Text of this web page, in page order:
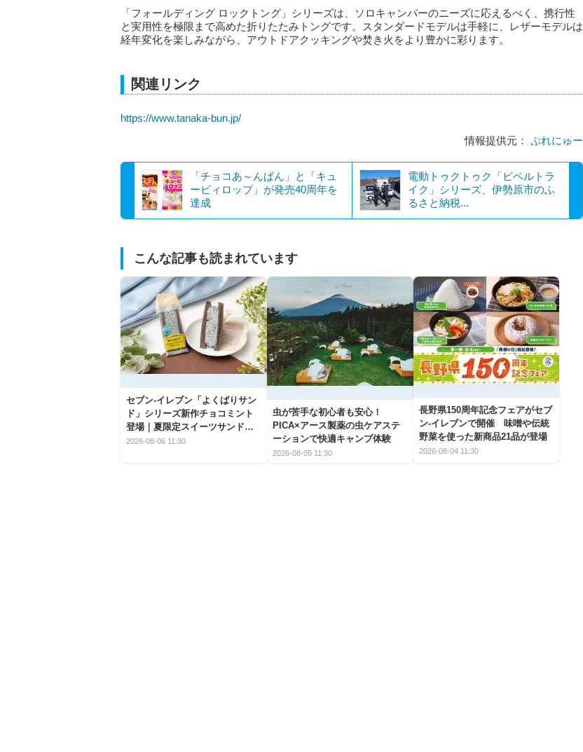
「フォールディング ロックトング」シリーズは、ソロキャンパーのニーズに応えるべく、携行性
と実用性を極限まで高めた折りたたみトングです。スタンダードモデルは手軽に、レザーモデルは
経年変化を楽しみながら、アウトドアクッキングや焚き火をより豊かに彩ります。
関連リンク
https://www.tanaka-bun.jp/
情報提供元： ぷれにゅー
「チョコあ～んぱん」と「キュ
ービィロップ」が発売40周年を
達成
電動トゥクトゥク「ビベルトラ
イク」シリーズ、伊勢原市のふ
るさと納税...
こんな記事も読まれています
セブン‐イレブン「よくばりサン
ド」シリーズ新作チョコミント
登場｜夏限定スイーツサンドの
爽快な魅力
2026-08-06 11:30
虫が苦手な初心者も安心！
PICA×アース製薬の虫ケアステ
ーションで快適キャンプ体験
2026-08-05 11:30
長野県150周年記念フェアがセブ
ン-イレブンで開催 味噌や伝統
野菜を使った新商品21品が登場
2026-08-04 11:30